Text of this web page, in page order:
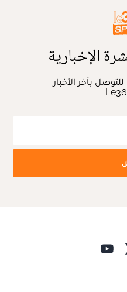
الإخبارية
بآخر الأخبار